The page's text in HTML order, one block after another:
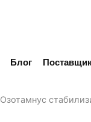
Блог
Озотамнус